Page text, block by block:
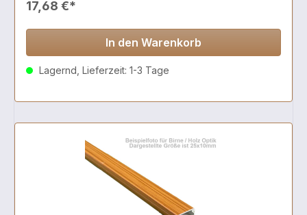
17,68 €*
In den Warenkorb
Lagernd, Lieferzeit: 1-3 Tage